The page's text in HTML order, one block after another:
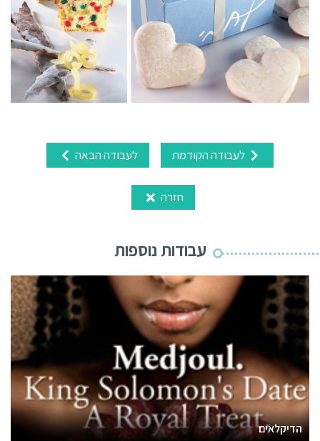
לעבודה הבאה
חזרה
עבודות נוספות
הדיקלאים